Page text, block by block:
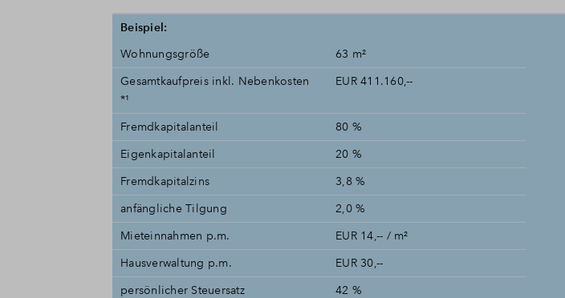
Beispiel:
Wohnungsgröße
63 m²
Gesamtkaufpreis inkl. Nebenkosten
*¹
EUR 411.160,--
Fremdkapitalanteil
80 %
Eigenkapitalanteil
20 %
Fremdkapitalzins
3,8 %
anfängliche Tilgung
2,0 %
Mieteinnahmen p.m.
EUR 14,-- / m²
Hausverwaltung p.m.
EUR 30,--
persönlicher Steuersatz
42 %